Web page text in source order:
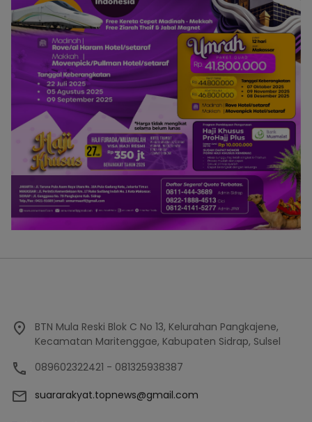
BTN Mula Reski Blok C No 13, Kelurahan Pangkajene,
Kecamatan Maritenggae, Kabupaten Sidrap, Sulsel
089602322421 - 081325938387
suararakyat.topnews@gmail.com